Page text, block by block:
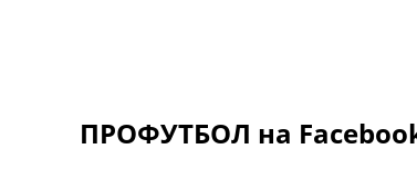
ПРОФУТБОЛ на